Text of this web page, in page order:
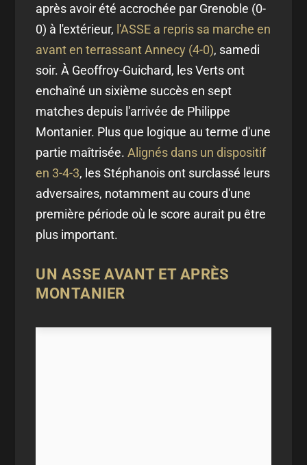
après avoir été accrochée par Grenoble (0-
0) à l'extérieur, l'ASSE a repris sa marche en
avant en terrassant Annecy (4-0), samedi
soir. À Geoffroy-Guichard, les Verts ont
enchaîné un sixième succès en sept
matches depuis l'arrivée de Philippe
Montanier. Plus que logique au terme d'une
partie maîtrisée.Alignés dans un dispositif
en 3-4-3, les Stéphanois ont surclassé leurs
adversaires, notamment au cours d'une
première période où le score aurait pu être
plus important.
UN ASSE AVANT ET APRÈS
MONTANIER